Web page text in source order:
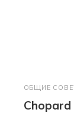
ОБЩИЕ